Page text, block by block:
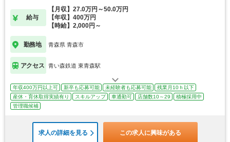
給与
【月収】27.0万円～50.0万円
【年収】400万円
【時給】2,000円～
勤務地 青森県 青森市
アクセス 青い森鉄道 東青森駅
年収400万円以上可 新卒も応募可能 未経験者も応募可能
残業月10ｈ以下
産休・育休取得実績有り
スキルアップ 車通勤可 店舗数10～29
積極採用中
管理職候補
求人の詳細を見る この求人に興味がある